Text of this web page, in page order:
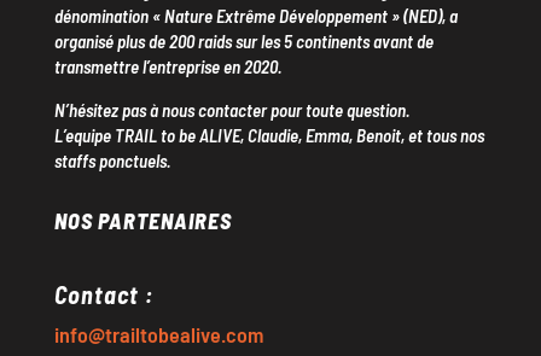
dénomination « Nature Extrême Développement » (NED), a
organisé plus de 200 raids sur les 5 continents avant de
transmettre l’entreprise en 2020.
N’hésitez pas à nous contacter pour toute question.
L’equipe TRAIL to be ALIVE, Claudie, Emma, Benoit, et tous nos
staffs ponctuels.
NOS PARTENAIRES
Contact :
info@trailtobealive.com